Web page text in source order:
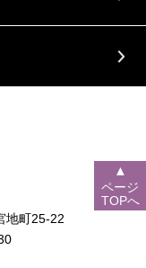
地町25-22
▲
ページ
TOPへ